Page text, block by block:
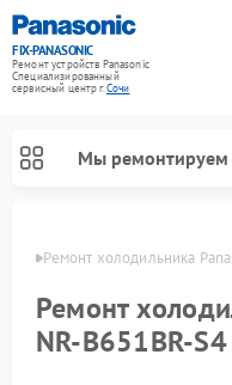
FIX-PANASONIC
Ремонт устройств Panasonic
Специализированный
cервисный центр г.Сочи
Мы ремонтируем
Ремонт холодильника
Ремонт
NR-B651BR-